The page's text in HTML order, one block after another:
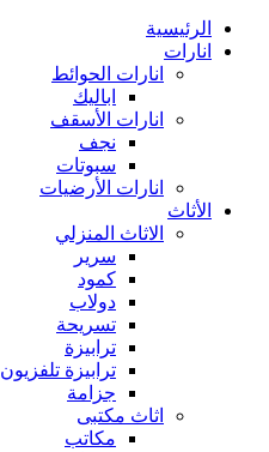
الرئيسية
انارات
انارات الحوائط
اباليك
انارات الأسقف
نجف
سبوتات
انارات الأرضيات
الأثاث
الاثاث المنزلي
سرير
كمود
دولاب
تسريحة
ترابيزة
ترابيزة تلفزيون
جزامة
اثاث مكتبى
مكاتب